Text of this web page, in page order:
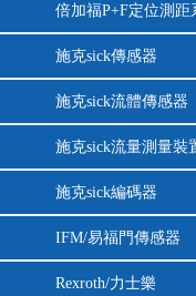
倍加福P+F定位測距
施克sick傳感器
施克sick流體傳感器
施克sick流量測量裝
施克sick編碼器
IFM/易福門傳感器
Rexroth/力士樂